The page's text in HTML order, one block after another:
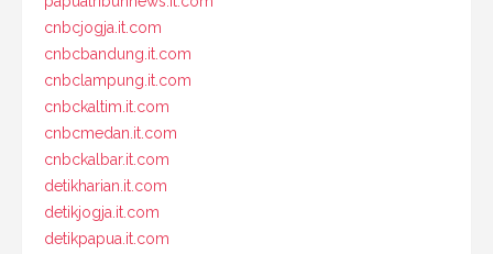
cnbcjogja.it.com
cnbcbandung.it.com
cnbclampung.it.com
cnbckaltim.it.com
cnbcmedan.it.com
cnbckalbar.it.com
detikharian.it.com
detikjogja.it.com
detikpapua.it.com